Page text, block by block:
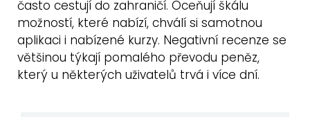
často cestují do zahraničí. Oceňují škálu
možností, které nabízí, chválí si samotnou
aplikaci i nabízené kurzy. Negativní recenze se
většinou týkají pomalého převodu peněz,
který u některých uživatelů trvá i více dní.